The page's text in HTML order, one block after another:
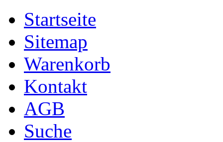
Startseite
Sitemap
Warenkorb
Kontakt
AGB
Suche